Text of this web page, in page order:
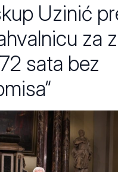
Uzinić
za
sata bez